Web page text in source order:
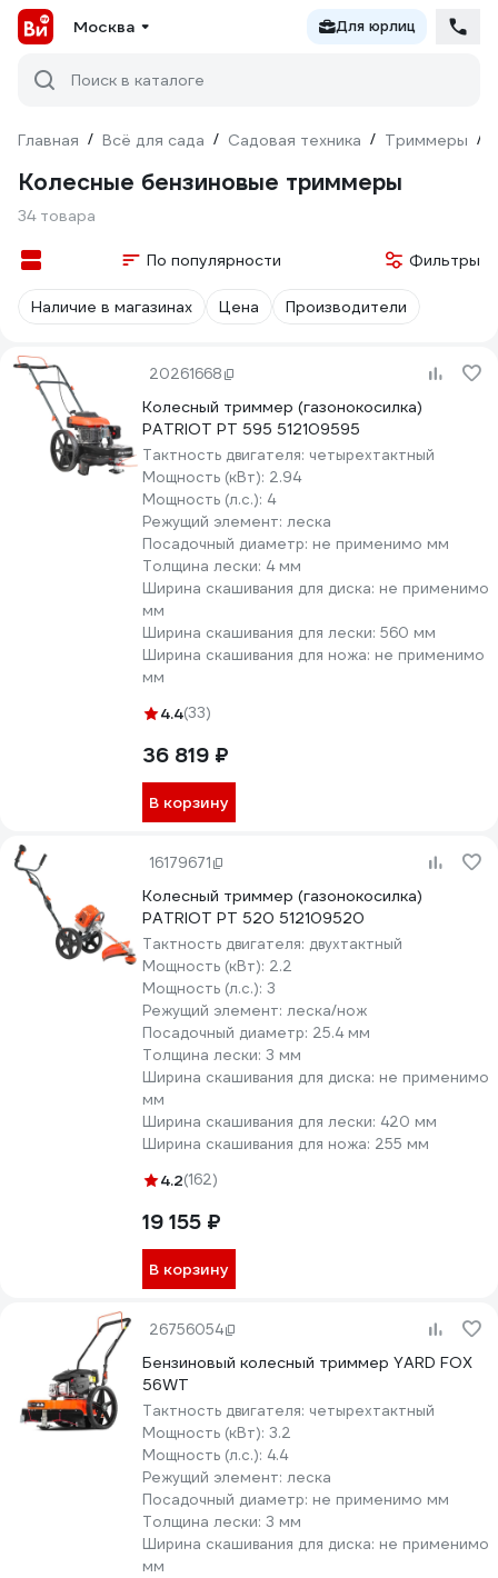
Москва Для юрлиц
Поиск в каталоге
Главная / Всё для сада / Садовая техника / Триммеры /
Колесные бензиновые триммеры
34 товара
По популярности Фильтры
Наличие в магазинах Цена Производители
20261668
Колесный триммер (газонокосилка)
PATRIOT PT 595 512109595
Тактность двигателя: четырехтактный
Мощность (кВт): 2.94
Мощность (л.с.): 4
Режущий элемент: леска
Посадочный диаметр: не применимо мм
Толщина лески: 4 мм
Ширина скашивания для диска: не применимо
мм
Ширина скашивания для лески: 560 мм
Ширина скашивания для ножа: не применимо
мм
4.4(33)
36 819 ₽
В корзину
16179671
Колесный триммер (газонокосилка)
PATRIOT PT 520 512109520
Тактность двигателя: двухтактный
Мощность (кВт): 2.2
Мощность (л.с.): 3
Режущий элемент: леска/нож
Посадочный диаметр: 25.4 мм
Толщина лески: 3 мм
Ширина скашивания для диска: не применимо
мм
Ширина скашивания для лески: 420 мм
Ширина скашивания для ножа: 255 мм
4.2(162)
19 155 ₽
В корзину
26756054
Бензиновый колесный триммер YARD FOX
56WT
Тактность двигателя: четырехтактный
Мощность (кВт): 3.2
Мощность (л.с.): 4.4
Режущий элемент: леска
Посадочный диаметр: не применимо мм
Толщина лески: 3 мм
Ширина скашивания для диска: не применимо
мм